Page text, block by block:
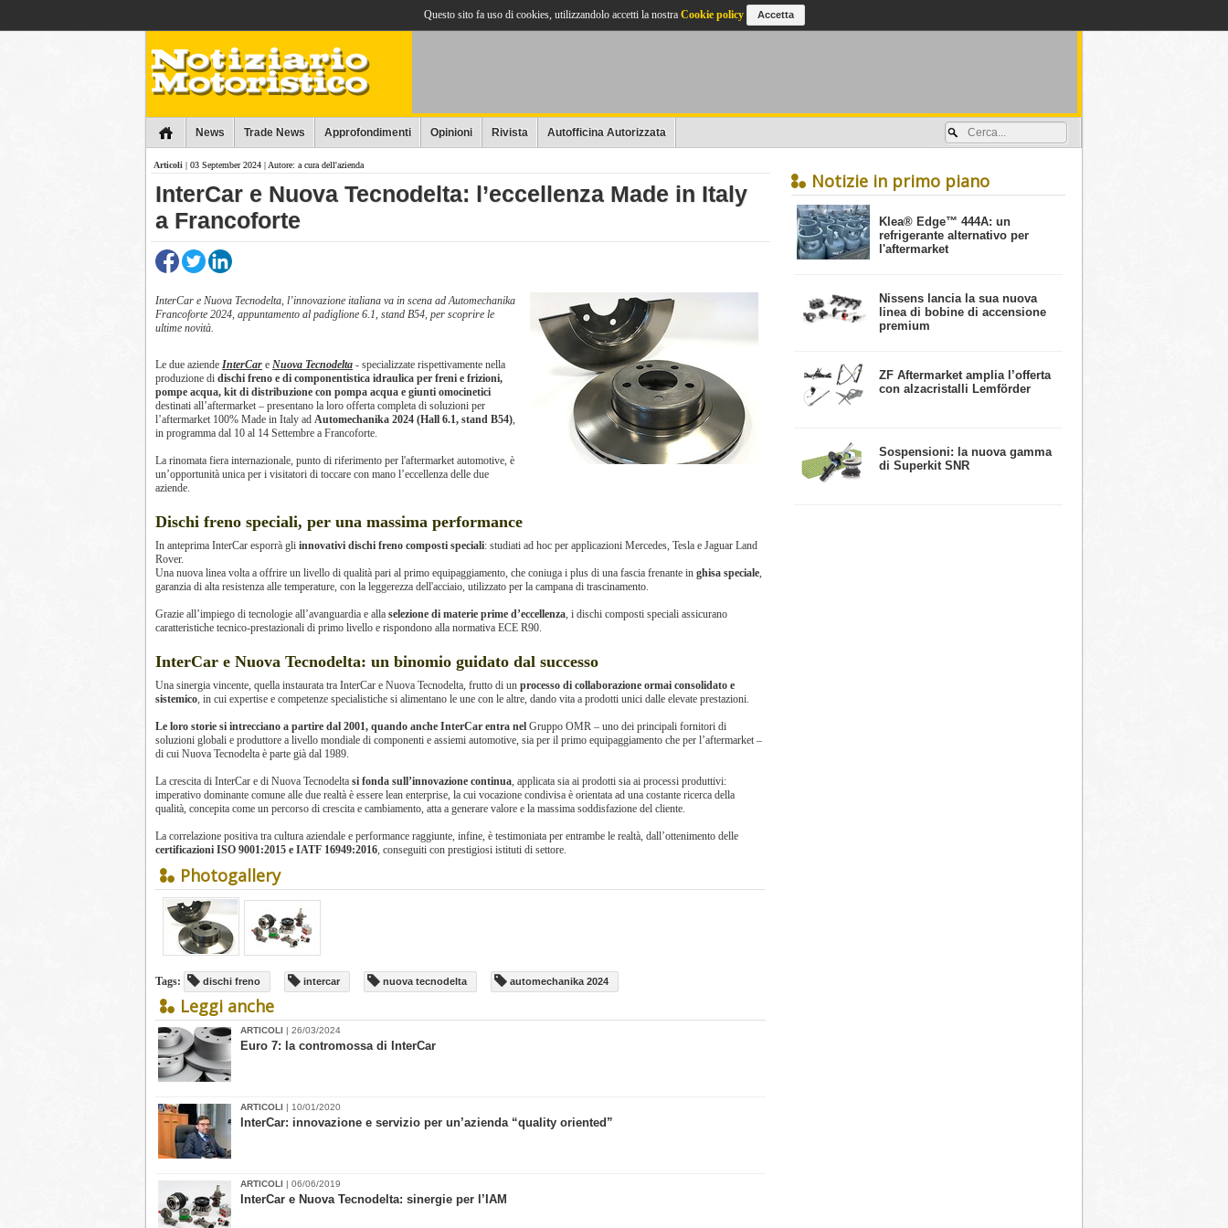
News Trade News Approfondimenti Opinioni Rivista Autofficina Autorizzata
Notizie in primo piano
​Klea® Edge™ 444A: un
refrigerante alternativo per
l'aftermarket
Nissens lancia la sua nuova
linea di bobine di accensione
premium
ZF Aftermarket amplia l’offerta
con alzacristalli Lemförder
​Sospensioni: la nuova gamma
di Superkit SNR
Articoli | 03 September 2024 | Autore: a cura dell'azienda
​InterCar e Nuova Tecnodelta: l’eccellenza Made in Italy
a Francoforte
InterCar e Nuova Tecnodelta, l’innovazione italiana va in scena ad Automechanika
Francoforte 2024, appuntamento al padiglione 6.1, stand B54, per scoprire le
ultime novità.
Le due aziende InterCar e Nuova Tecnodelta - specializzate rispettivamente nella
produzione di dischi freno e di componentistica idraulica per freni e frizioni,
pompe acqua, kit di distribuzione con pompa acqua e giunti omocinetici
destinati all’aftermarket – presentano la loro offerta completa di soluzioni per
l’aftermarket 100% Made in Italy ad Automechanika 2024 (Hall 6.1, stand B54),
in programma dal 10 al 14 Settembre a Francoforte.
La rinomata fiera internazionale, punto di riferimento per l'aftermarket automotive, è
un’opportunità unica per i visitatori di toccare con mano l’eccellenza delle due
aziende.
Dischi freno speciali, per una massima performance
In anteprima InterCar esporrà gli innovativi dischi freno composti speciali: studiati ad hoc per applicazioni Mercedes, Tesla e Jaguar Land
Rover.
Una nuova linea volta a offrire un livello di qualità pari al primo equipaggiamento, che coniuga i plus di una fascia frenante in ghisa speciale,
garanzia di alta resistenza alle temperature, con la leggerezza dell'acciaio, utilizzato per la campana di trascinamento.
Grazie all’impiego di tecnologie all’avanguardia e alla selezione di materie prime d’eccellenza, i dischi composti speciali assicurano
caratteristiche tecnico-prestazionali di primo livello e rispondono alla normativa ECE R90.
InterCar e Nuova Tecnodelta: un binomio guidato dal successo
Una sinergia vincente, quella instaurata tra InterCar e Nuova Tecnodelta, frutto di un processo di collaborazione ormai consolidato e
sistemico, in cui expertise e competenze specialistiche si alimentano le une con le altre, dando vita a prodotti unici dalle elevate prestazioni.
Le loro storie si intrecciano a partire dal 2001, quando anche InterCar entra nel Gruppo OMR – uno dei principali fornitori di
soluzioni globali e produttore a livello mondiale di componenti e assiemi automotive, sia per il primo equipaggiamento che per l’aftermarket –
di cui Nuova Tecnodelta è parte già dal 1989.
La crescita di InterCar e di Nuova Tecnodelta si fonda sull’innovazione continua, applicata sia ai prodotti sia ai processi produttivi:
imperativo dominante comune alle due realtà è essere lean enterprise, la cui vocazione condivisa è orientata ad una costante ricerca della
qualità, concepita come un percorso di crescita e cambiamento, atta a generare valore e la massima soddisfazione del cliente.
La correlazione positiva tra cultura aziendale e performance raggiunte, infine, è testimoniata per entrambe le realtà, dall’ottenimento delle
certificazioni ISO 9001:2015 e IATF 16949:2016, conseguiti con prestigiosi istituti di settore.
Photogallery
Tags: dischi freno intercar nuova tecnodelta automechanika 2024
Leggi anche
ARTICOLI | 26/03/2024
​Euro 7: la contromossa di InterCar
ARTICOLI | 10/01/2020
InterCar: innovazione e servizio per un’azienda “quality oriented”
ARTICOLI | 06/06/2019
​InterCar e Nuova Tecnodelta: sinergie per l’IAM
Questo sito fa uso di cookies, utilizzandolo accetti la nostra Cookie policy Accetta